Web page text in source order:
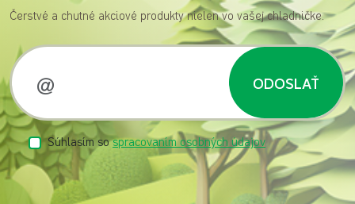
Čerstvé a chutné akciové produkty nielen vo vašej chladničke.
ODOSLAŤ
Súhlasím sospracovaním osobných údajov